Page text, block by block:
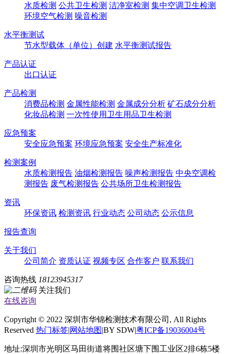
水质检测 公共卫生检测 洁净室检测 集中空调卫生检测
环境空气检测 噪音检测
水平衡测试
节水型载体（单位）创建 水平衡测试报告
产品认证
出口认证
产品检测
消费品检测 金属性能检测 金属成分分析 矿石成分分析
化妆品检测 一次性使用卫生用品卫生检测
应急预案
安全应急预案 环境应急预案 安全生产标准化
检测案例
水质检测报告 油烟检测报告 噪声检测报告 中央空调检
测报告 废气检测报告 公共场所卫生检测报告
资讯
环保资讯 检测资讯 行业动态 公司动态 公示信息
报告查询
关于我们
公司简介 资质认证 视频专区 合作客户 联系我们
咨询热线 18123945317
关注我们
在线咨询
Copyright © 2022 深圳市华锦检测技术有限公司, All Rights
Reserved 热门标签|网站地图|BY SDW|粤ICP备19036004号
地址:深圳市光明区马田街道将围社区塘下围工业区2排6栋5楼